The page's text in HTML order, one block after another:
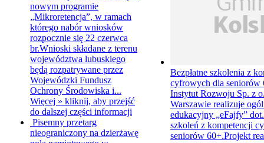
nowym programie
„Mikroretencja”, w ramach
którego nabór wniosków
rozpocznie się 22 czerwca
br.Wnioski składane z terenu
województwa lubuskiego
będą rozpatrywane przez
Wojewódzki Fundusz
Ochrony Środowiska i...
Więcej » kliknij, aby przejść
do dalszej części informacji
Pisemny przetarg
nieograniczony na dzierżawę
Bezpłatne szkolenia z
cyfrowych dla
Instytut Rozwoju Sp. z
Warszawie realizuje
edukacyjny „eFajfy”
szkoleń z kompetencji
seniorów 60+.Projekt